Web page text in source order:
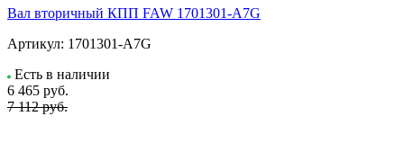
Вал вторичный КПП FAW 1701301-A7G
Артикул: 1701301-A7G
Есть в наличии
6 465 руб.
7 112 руб.